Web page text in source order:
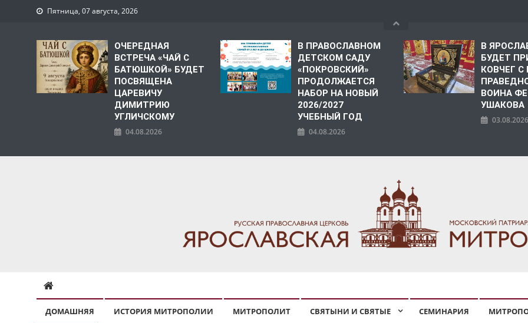
Пятница, 07 августа, 2026
ОЧЕРЕДНАЯ
ВСТРЕЧА «ЧАЙ С
БАТЮШКОЙ» БУДЕТ
ПОСВЯЩЕНА
ЦАРЕВИЧУ
ДИМИТРИЮ
УГЛИЧСКОМУ
04.08.2026
В ПРАВОСЛАВНОМ
ДЕТСКОМ САДУ
«ПОКРОВСКИЙ»
ПРОДОЛЖАЕТСЯ
НАБОР НА НОВЫЙ
2026/2027
УЧЕБНЫЙ ГОД
04.08.2026
В
БУДЕТ
КОВЧЕГ
ВОИНА
УШАКОВА
ДОМАШНЯЯ ИСТОРИЯ МИТРОПОЛИИ МИТРОПОЛИТ СВЯТЫНИ И СВЯТЫЕ СЕМИНАРИЯ